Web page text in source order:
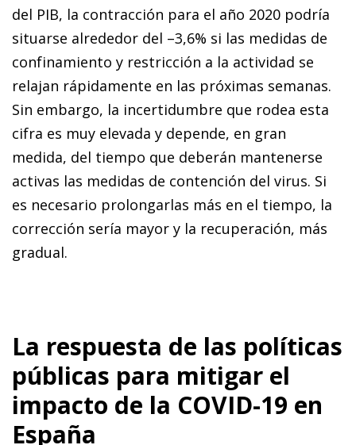
del PIB, la contracción para el año 2020 podría
situarse alrededor del –3,6% si las medidas de
confinamiento y restricción a la actividad se
relajan rápidamente en las próximas semanas.
Sin embargo, la incertidumbre que rodea esta
cifra es muy elevada y depende, en gran
medida, del tiempo que deberán mantenerse
activas las medidas de contención del virus. Si
es necesario prolongarlas más en el tiempo, la
corrección sería mayor y la recuperación, más
gradual.
La respuesta de las políticas
públicas para mitigar el
impacto de la COVID-19 en
España